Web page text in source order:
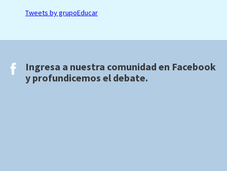
Tweets by grupoEducar
Ingresa a nuestra comunidad en Facebook
y profundicemos el debate.